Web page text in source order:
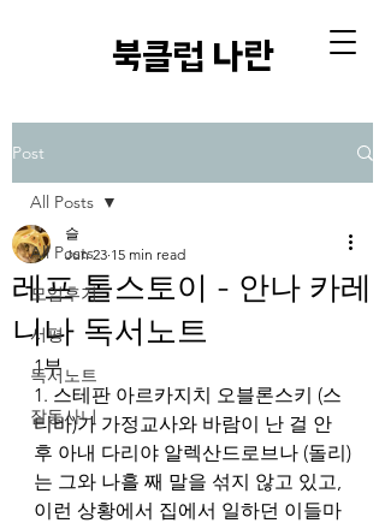
​북클럽 나란
Post
All Posts
모임후기
서평
독서노트
잡동사니
All Posts
레프 톨스토이 - 안나 카레
니나 독서노트
슬
Jun 23 15 min read
1부
1. 스테판 아르카지치 오블론스키 (스
티바)가 가정교사와 바람이 난 걸 안
후 아내 다리야 알렉산드로브나 (돌리)
는 그와 나흘 째 말을 섞지 않고 있고,
이런 상황에서 집에서 일하던 이들마